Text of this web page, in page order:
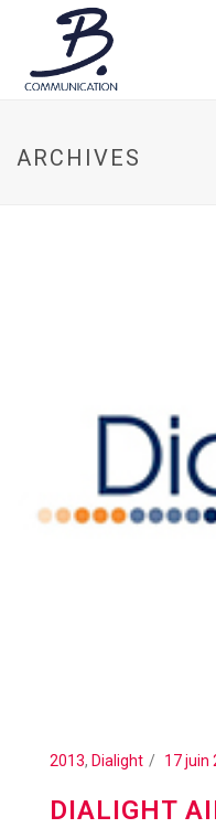
ARCHIVES
2013, Dialight 17 juin
DIALIGHT